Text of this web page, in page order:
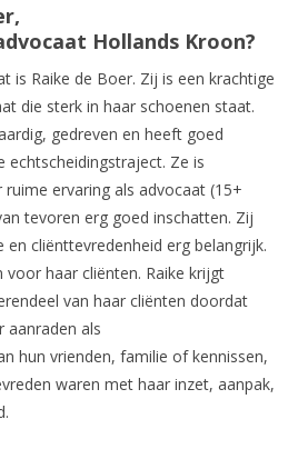
Hollands Kroon?
is Raike de Boer. Zij is een krachtige
die sterk in haar schoenen staat.
gedreven en heeft goed
echtscheidingstraject. Ze is
ervaring als advocaat (15+
tevoren erg goed inschatten. Zij
cliënttevredenheid erg belangrijk.
voor haar cliënten. Raike krijgt
van haar cliënten doordat
aanraden als
hun vrienden, familie of kennissen,
waren met haar inzet, aanpak,